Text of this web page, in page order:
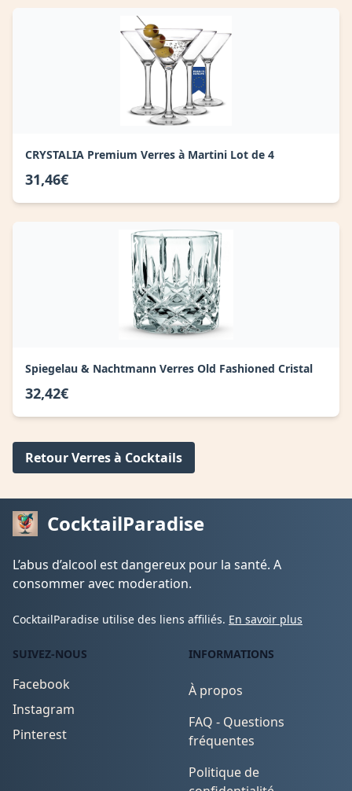
CRYSTALIA Premium Verres à Martini Lot de 4
31,46€
Spiegelau & Nachtmann Verres Old Fashioned Cristal
32,42€
Retour Verres à Cocktails
CocktailParadise
L’abus d’alcool est dangereux pour la santé. A
consommer avec moderation.
CocktailParadise utilise des liens affiliés. En savoir plus
SUIVEZ-NOUS
Facebook
Instagram
Pinterest
INFORMATIONS
À propos
FAQ - Questions
fréquentes
Politique de